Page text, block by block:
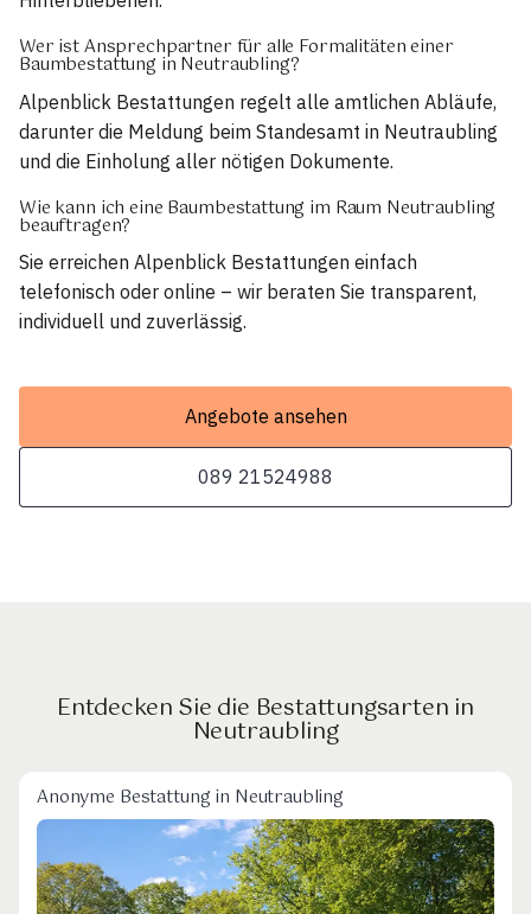
Wer ist Ansprechpartner für alle Formalitäten einer
Baumbestattung in Neutraubling?
Alpenblick Bestattungen regelt alle amtlichen Abläufe,
darunter die Meldung beim Standesamt in Neutraubling
und die Einholung aller nötigen Dokumente.
Wie kann ich eine Baumbestattung im Raum Neutraubling
beauftragen?
Sie erreichen Alpenblick Bestattungen einfach
telefonisch oder online – wir beraten Sie transparent,
individuell und zuverlässig.
Angebote ansehen
089 21524988
Entdecken Sie die Bestattungsarten in
Neutraubling
Anonyme Bestattung in Neutraubling